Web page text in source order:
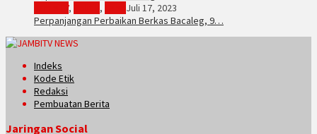
, ,
Juli 17, 2023
Perpanjangan Perbaikan Berkas Bacaleg, 9…
Indeks
Kode Etik
Redaksi
Pembuatan Berita
Jaringan Social